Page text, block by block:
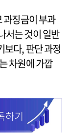
과징금이 부과
서는 것이 일반
보다, 판단 과정
차원에 가깝